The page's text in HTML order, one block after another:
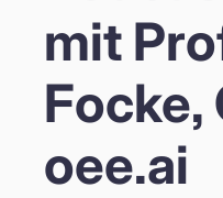
mit
Focke,
oee.ai